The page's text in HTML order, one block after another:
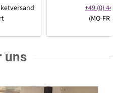
+49 (0)
(MO-
uns